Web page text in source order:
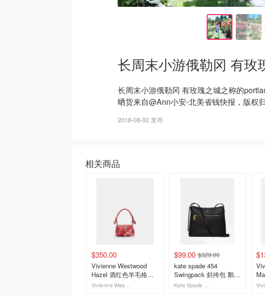
长周末小游俄勒冈 有玫
长周末小游俄勒冈 有玫瑰之城之称的
晒货来自@Ann小安-北美省钱快报，版权
2018-08-02 发布
相关商品
$350.00
Vivienne Westwood
Hazel 酒红色羊毛格纹
手提包
$99.00 $329.00
kate spade 454
Swingpack 斜挎包 鹅卵
石纹皮革